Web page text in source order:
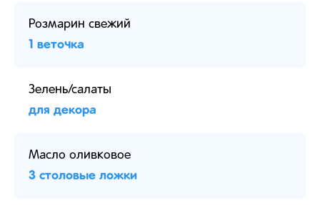
Розмарин свежий
1 веточка
Зелень/салаты
для декора
Масло оливковое
3 столовые ложки